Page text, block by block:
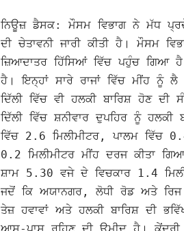
ਨਿਊਜ਼ ਡੈਸਕ: ਮੌਸਮ ਵਿਭਾਗ ਨੇ ਮੱਧ
ਦੀ ਚੇਤਾਵਨੀ ਜਾਰੀ ਕੀਤੀ ਹੈ। ਮੌਸਮ
ਜ਼ਿਆਦਾਤਰ ਹਿੱਸਿਆਂ ਵਿੱਚ ਪਹੁੰਚ ਗਿਆ
ਹੈ। ਇਨ੍ਹਾਂ ਸਾਰੇ ਰਾਜਾਂ ਵਿੱਚ ਮੀਂਹ ਨੂੰ
ਦਿੱਲੀ ਵਿੱਚ ਵੀ ਹਲਕੀ ਬਾਰਿਸ਼ ਹੋਣ ਦੀ
ਦਿੱਲੀ ਵਿੱਚ ਸ਼ਨੀਵਾਰ ਦੁਪਹਿਰ ਨੂੰ
ਵਿੱਚ 2.6 ਮਿਲੀਮੀਟਰ, ਪਾਲਮ ਵਿੱਚ
0.2 ਮਿਲੀਮੀਟਰ ਮੀਂਹ ਦਰਜ ਕੀਤਾ
ਸ਼ਾਮ 5.30 ਵਜੇ ਦੇ ਵਿਚਕਾਰ 1.4
ਜਦੋਂ ਕਿ ਅਯਾਨਗਰ, ਲੋਧੀ ਰੋਡ ਅਤੇ ਰਿਜ
ਤੇਜ਼ ਹਵਾਵਾਂ ਅਤੇ ਹਲਕੀ ਬਾਰਿਸ਼ ਦੀ